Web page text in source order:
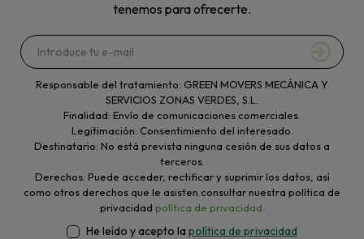
tenemos para ofrecerte.
Responsable del tratamiento: GREEN MOVERS MECÁNICA Y
SERVICIOS ZONAS VERDES, S.L.
Finalidad: Envío de comunicaciones comerciales.
Legitimación: Consentimiento del interesado.
Destinatario: No está prevista ninguna cesión de sus datos a
terceros.
Derechos: Puede acceder, rectificar y suprimir los datos, así
como otros derechos que le asisten consultar nuestra política de
privacidad política de privacidad.
He leído y acepto la política de privacidad